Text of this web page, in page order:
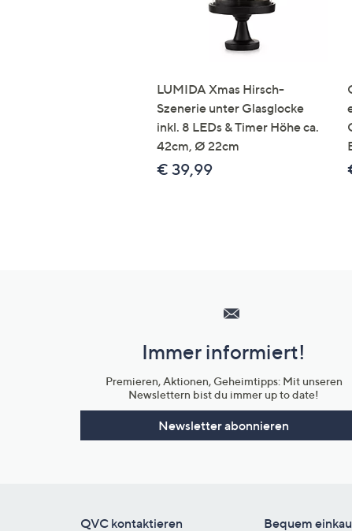
LUMIDA Xmas Hirsch-
Szenerie unter Glasglocke
inkl. 8 LEDs & Timer Höhe ca.
42cm, Ø 22cm
€ 39,99
Unternehmensinformationen
Immer informiert!
Premieren, Aktionen, Geheimtipps: Mit unseren
Newslettern bist du immer up to date!
Newsletter abonnieren
QVC kontaktieren Bequem